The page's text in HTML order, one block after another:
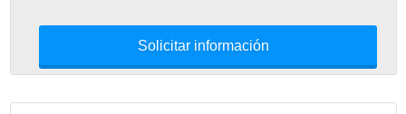
Solicitar información